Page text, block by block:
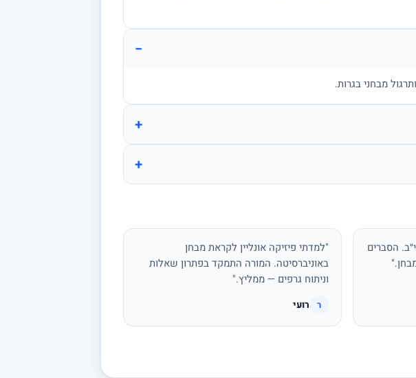
−
מבחני בגרות.
+
+
הסברים
"למדתי פיזיקה אונליין לקראת מבחן
באוניברסיטה. המורה התמקד בפתרון שאלות
וניתוח גרפים — ממליץ."
ר רועי